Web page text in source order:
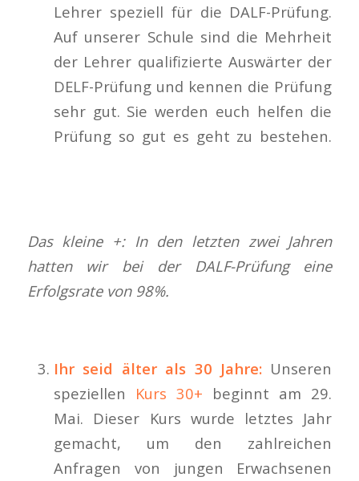
Lehrer speziell für die DALF-Prüfung.
Auf unserer Schule sind die Mehrheit
der Lehrer qualifizierte Auswärter der
DELF-Prüfung und kennen die Prüfung
sehr gut. Sie werden euch helfen die
Prüfung so gut es geht zu bestehen.
Das kleine +: In den letzten zwei Jahren
hatten wir bei der DALF-Prüfung eine
Erfolgsrate von 98%.
Ihr seid älter als 30 Jahre: Unseren
speziellen Kurs 30+ beginnt am 29.
Mai. Dieser Kurs wurde letztes Jahr
gemacht, um den zahlreichen
Anfragen von jungen Erwachsenen